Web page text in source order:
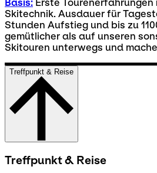
Basis: Erste
Skitechnik. Ausdauer für
Stunden Aufstieg und bis zu
gemütlicher als auf unseren
Skitouren unterwegs und
Treffpunkt & Reise
Treffpunkt & Reise